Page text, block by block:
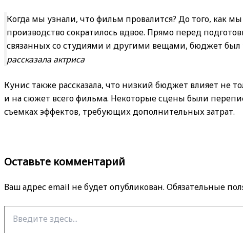
Когда мы узнали, что фильм провалится? До того, как
производство сократилось вдвое. Прямо перед
связанных со студиями и другими вещами, бюджет был
рассказала актриса
Кунис также рассказала, что низкий бюджет влияет не
и на сюжет всего фильма. Некоторые сцены были
съемках эффектов, требующих дополнительных затрат.
Оставьте комментарий
Ваш адрес email не будет опубликован. Обязательные
здесь...